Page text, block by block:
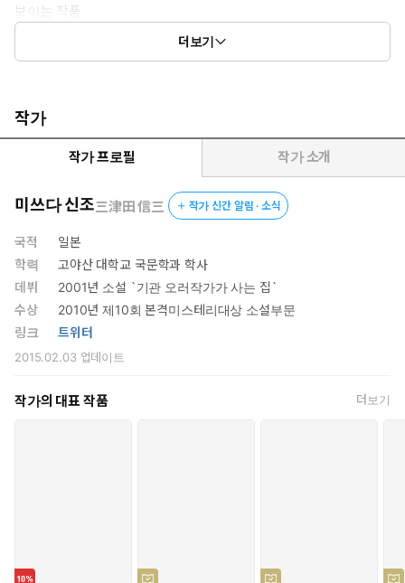
보이는 작품.
전후 일본, 오쿠다마 깊은 곳에 위치한 히메카미 촌의 히가미 가에서
못하고 어렸을 때 죽고 만다. 아들이 무사히 성장하도록 하기 위해
마을에서는 아들이 태어난 뒤 삼일째 밤, 십삼 년째 밤, 이십삼 년째
밤에 각기 의식을 치른다. 히가미 가의 제일 가문인 이치가미 가의
장손 조주로를 위한 ‘십삼야 참배’ 날 밤, 그의 쌍둥이 남매인 히메코
가 우물에 빠져 죽은 채 발견되며, 마을에는 조상의 지벌이 또다시
내린 게 아닌가 하는 공포와 불안이 엄습하는데…….
더보기
작가
작가 프로필 작가 소개
미쓰다 신조三津田 信三 작가 신간 알림 · 소식
국적
일본
학력
고야산 대학교 국문학과 학사
데뷔
2001년 소설 `기관 오러작가가 사는 집`
수상
2010년 제10회 본격미스테리대상 소설부문
링크
트위터
2015.02.03업데이트
작가의 대표 작품 더보기